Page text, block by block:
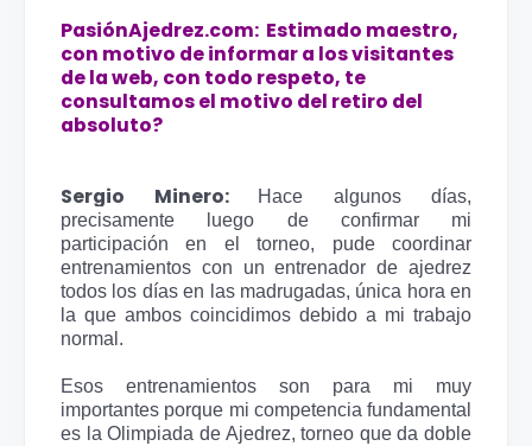
PasiónAjedrez.com: Estimado maestro,
con motivo de informar a los visitantes
de la web, con todo respeto, te
consultamos el motivo del retiro del
absoluto?
Sergio Minero:
Hace algunos días,
precisamente luego de confirmar mi
participación en el torneo, pude coordinar
entrenamientos con un entrenador de ajedrez
todos los días en las madrugadas, única hora en
la que ambos coincidimos debido a mi trabajo
normal.
Esos entrenamientos son para mi muy
importantes porque mi competencia fundamental
es la Olimpiada de Ajedrez, torneo que da doble